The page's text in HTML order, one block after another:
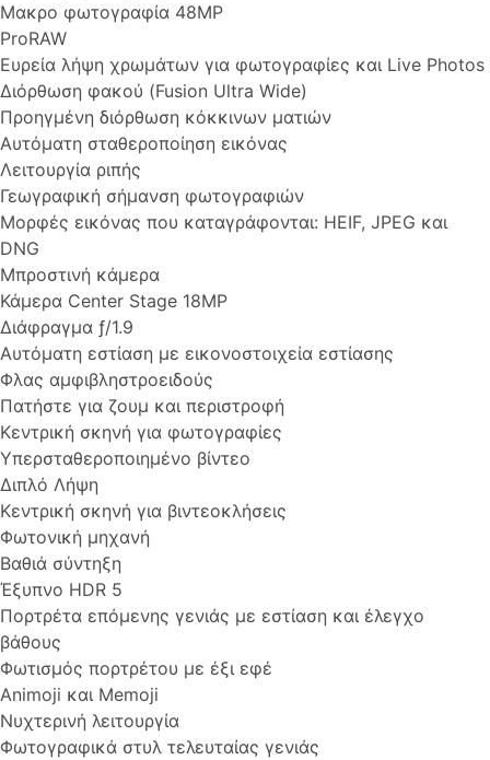
Μακρο φωτογραφία 48MP
ProRAW
Ευρεία λήψη χρωμάτων για φωτογραφίες και Live Photos
Διόρθωση φακού (Fusion Ultra Wide)
Προηγμένη διόρθωση κόκκινων ματιών
Αυτόματη σταθεροποίηση εικόνας
Λειτουργία ριπής
Γεωγραφική σήμανση φωτογραφιών
Μορφές εικόνας που καταγράφονται: HEIF, JPEG και
DNG
Μπροστινή κάμερα
Κάμερα Center Stage 18MP
Διάφραγμα ƒ/1.9
Αυτόματη εστίαση με εικονοστοιχεία εστίασης
Φλας αμφιβληστροειδούς
Πατήστε για ζουμ και περιστροφή
Κεντρική σκηνή για φωτογραφίες
Υπερσταθεροποιημένο βίντεο
Διπλό Λήψη
Κεντρική σκηνή για βιντεοκλήσεις
Φωτονική μηχανή
Βαθιά σύντηξη
Έξυπνο HDR 5
Πορτρέτα επόμενης γενιάς με εστίαση και έλεγχο
βάθους
Φωτισμός πορτρέτου με έξι εφέ
Animoji και Memoji
Νυχτερινή λειτουργία
Φωτογραφικά στυλ τελευταίας γενιάς